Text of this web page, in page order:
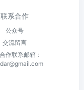
联系合作
公众号
交流留言
作联系邮箱：